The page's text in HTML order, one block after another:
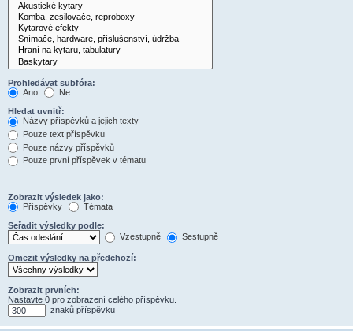
Prohledávat subfóra:
Ano
Ne
Hledat uvnitř:
Názvy příspěvků a jejich texty
Pouze text příspěvku
Pouze názvy příspěvků
Pouze první příspěvek v tématu
Zobrazit výsledek jako:
Příspěvky
Témata
Seřadit výsledky podle:
Vzestupně
Sestupně
Omezit výsledky na předchozí:
Zobrazit prvních:
Nastavte 0 pro zobrazení celého příspěvku.
znaků příspěvku